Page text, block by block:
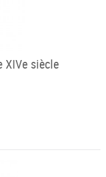
XIVe siècle